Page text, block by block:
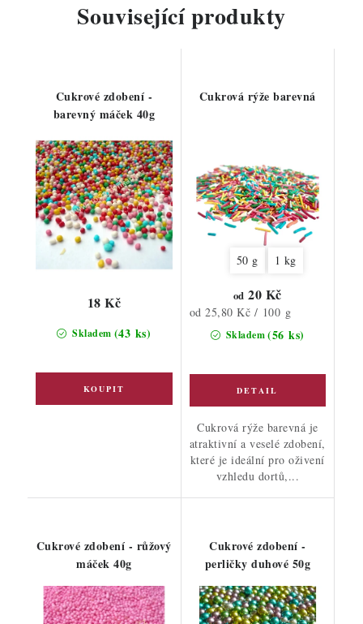
Související produkty
Cukrové zdobení -
barevný máček 40g
Skladem (43 ks)
18 Kč
Cukrová rýže barevná
50 g 1 kg
Skladem(56 ks)
od 20 Kč
Měrná
cena:
od 25,80 Kč / 100 g
Cukrová rýže barevná je
atraktivní a veselé zdobení,
které je ideální pro oživení
vzhledu dortů,...
Cukrové zdobení - růžový
máček 40g
Cukrové zdobení -
perličky duhové 50g